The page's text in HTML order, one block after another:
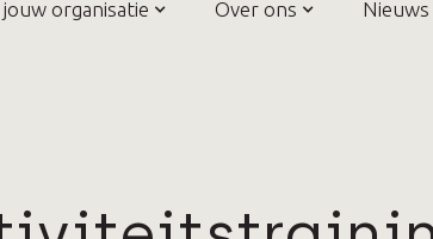
organisatie Over ons Nieuws